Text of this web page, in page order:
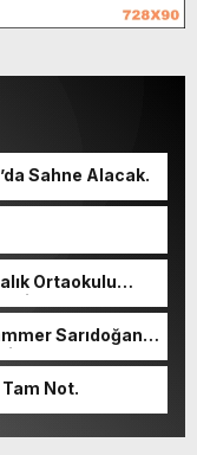
Sahne Alacak.
Ortaokulu
Sarıdoğan’a
Not.